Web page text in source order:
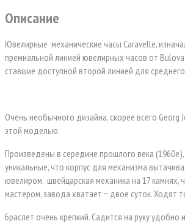
Описание
Ювелирные механические часы Caravelle,
премиальной линией ювелирных часов от
ставшие доступной второй линией для среднего
Очень необычного дизайна, скорее всего Georg
этой моделью.
Произведены в середине прошлого века
уникальные, что корпус для механизма
ювелиром. швейцарская механика на 17 камнях,
мастером, завода хватает ~ двое суток. Ходят
Браслет очень крепкий. Садится на руку удобно